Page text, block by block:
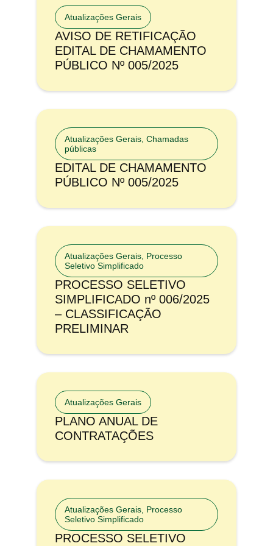
Atualizações Gerais
AVISO DE RETIFICAÇÃO
EDITAL DE CHAMAMENTO
PÚBLICO Nº 005/2025
Atualizações Gerais Chamadas
públicas
EDITAL DE CHAMAMENTO
PÚBLICO Nº 005/2025
Atualizações Gerais Processo
Seletivo Simplificado
PROCESSO SELETIVO
SIMPLIFICADO nº 006/2025
– CLASSIFICAÇÃO
PRELIMINAR
Atualizações Gerais
PLANO ANUAL DE
CONTRATAÇÕES
Atualizações Gerais Processo
Seletivo Simplificado
PROCESSO SELETIVO